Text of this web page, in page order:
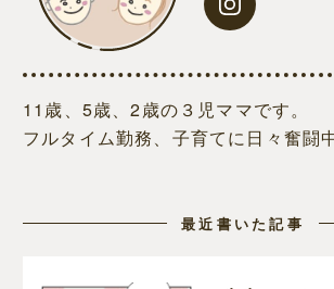
11歳、5歳、2歳の３児ママです。
フルタイム勤務、子育てに日々奮闘
最近書いた記事